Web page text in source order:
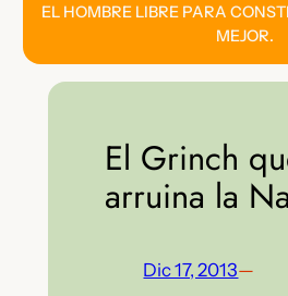
EL HOMBRE LIBRE PARA
MEJOR.
El Grinch
arruina la
Dic 17, 2013—